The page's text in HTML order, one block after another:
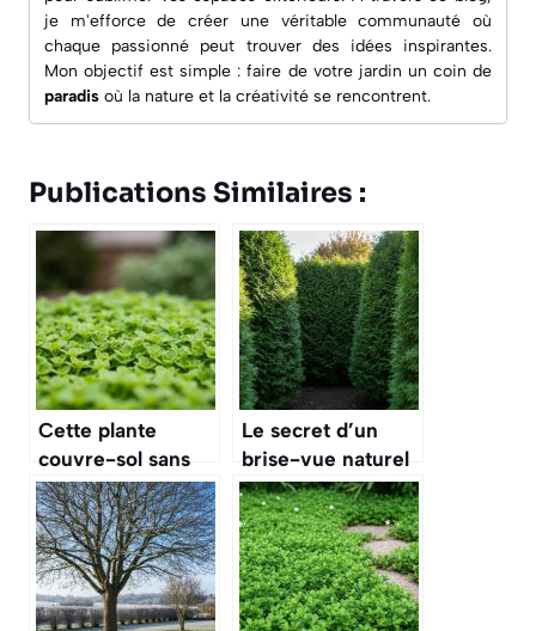
je m'efforce de créer une véritable communauté où
chaque passionné peut trouver des idées inspirantes.
Mon objectif est simple : faire de votre jardin un coin de
paradis où la nature et la créativité se rencontrent.
Publications Similaires :
Cette plante
couvre-sol sans
entretien reste
verte tout l’hiver
et refleurit au
premier soleil
Le secret d’un
brise-vue naturel
et persistant qui
pousse
rapidement même
dans les sols
pauvres